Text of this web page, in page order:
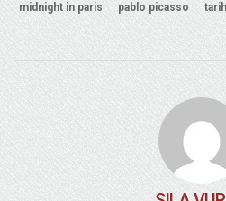
midnight in paris pablo picasso tarih